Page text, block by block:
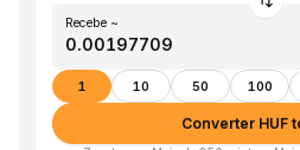
Recebe ~
1 10 50 100
Converter HUF